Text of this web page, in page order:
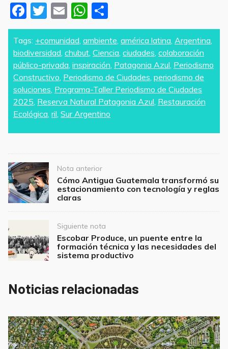
F
a
c
e
b
o
o
k
T
w
itt
er
E
m
ai
l
W
h
at
s
A
p
p
h
ar
e
Tags: +comunidad, ambiente, américa latina, Argentina,
biodiversidad, chubut, Ciencia, ciudades, colaboración
público-privada, inspiración, Patagonia Azul, Periodismo
Constructivo, Periodismo de Ciudades, periodismo de
soluciones, Programa-Taller Periodismo de Ciudades
2025, Reserva Natural Patagonia Azul, Restauración
Ecológica, ril, Sur Argentino
Post
navigation
Nota anterior
Cómo Antigua Guatemala transformó su
estacionamiento con tecnología y reglas
claras
Siguiente nota
Escobar Produce, un puente entre la
formación técnica y las necesidades del
sistema productivo
Noticias relacionadas